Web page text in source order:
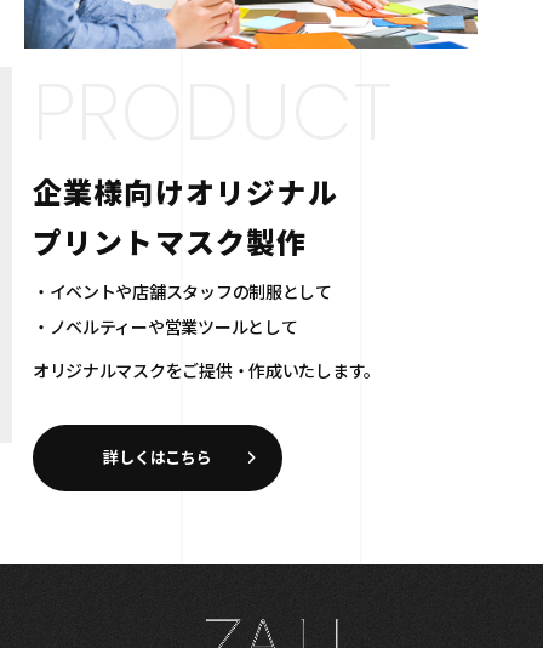
企業様向けオリジナル
プリントマスク製作
イベントや店舗スタッフの制服として
ノベルティーや営業ツールとして
オリジナルマスクをご提供・作成いたします。
詳しくはこちら